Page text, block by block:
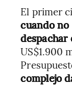
El primer
cuando no
despachar
US$1.900
complejo